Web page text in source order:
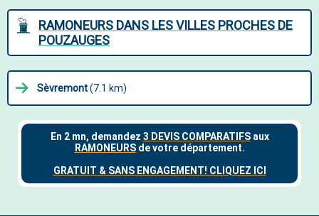
RAMONEURS DANS LES VILLES PROCHES DE
POUZAUGES
Sèvremont(7.1 km)